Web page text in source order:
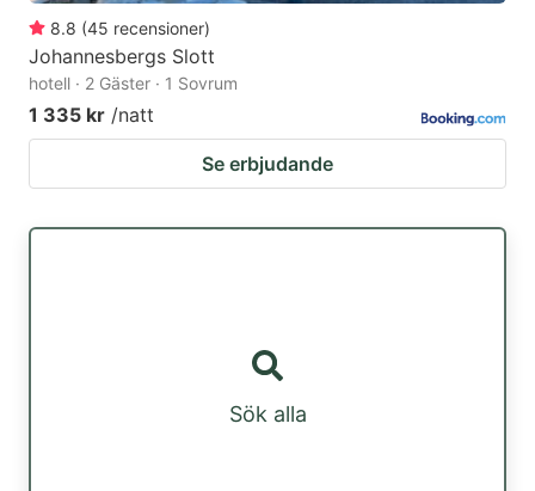
8.8 (45 recensioner)
Johannesbergs Slott
hotell · 2 Gäster · 1 Sovrum
1 335 kr /natt
Se erbjudande
Sök alla